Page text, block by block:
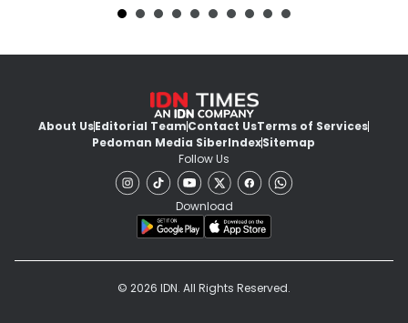
About UsEditorial TeamContact UsTerms of Services
Pedoman Media SiberIndexSitemap
Follow Us
Download
© 2026 IDN. All Rights Reserved.